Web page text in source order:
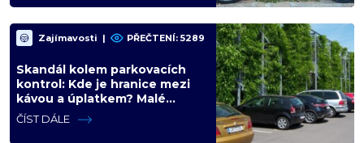
Zajímavosti | PŘEČTENÍ: 5289
Skandál kolem parkovacích
kontrol: Kde je hranice mezi
kávou a úplatkem? Malé
město, malá výhoda, velký
problém
ČÍST DÁLE